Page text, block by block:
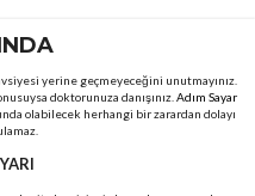
yerine geçmeyeceğini unutmayınız.
doktorunuza danışınız. Adım Sayar
olabilecek herhangi bir zarardan dolayı